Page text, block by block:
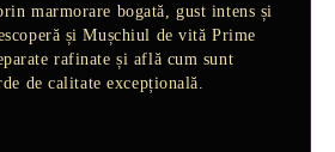
marmorare bogată, gust intens și
șiMușchiul de vită Prime
rafinate și află cum sunt
de calitate excepțională.